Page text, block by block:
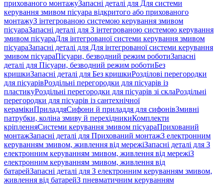
прихованого монтажуЗапасні деталі для Для системи
керування змивом пісуара відкритого або прихованого
монтажуЗ інтегрованою системою керування змивом
пісуараЗапасні деталі для З інтегрованою системою керування
змивом пісуараДля інтегрованої системи керування змивом
пісуараЗапасні деталі для Для інтегрованої системи керування
змивом пісуараПісуари, безводний режим роботиЗапасні
деталі для Пісуари, безводний режим роботиБез
кришкиЗапасні деталі для Без кришкиРозділові перегородки
для пісуарівРоздільні перегородки для пісуарів із
пластикуРоздільні перегородки для пісуарів зі склаРоздільні
перегородки для пісуарів із сантехнічної
керамікиПриладдяСифони й приладдя для сифонівЗмивні
патрубки, коліна змиву й перехідникиКомплекти
кріпленняСистеми керування змивом пісуараПрихований
монтажЗапасні деталі для Прихований монтажЗ електронним
керуванням змивом, живлення від мережіЗапасні деталі для З
електронним керуванням змивом, живлення від мережіЗ
електронним керуванням змивом, живлення від
батарейЗапасні деталі для З електронним керуванням змивом,
живлення від батарейЗ пневматичним керуванням